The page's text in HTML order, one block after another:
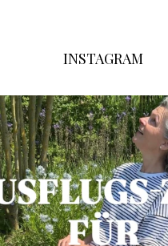
INSTAGRAM